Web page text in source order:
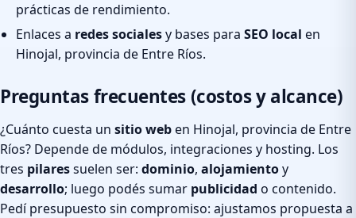
prácticas de rendimiento.
Enlaces a redes socialesy bases para SEO local en
Hinojal, provincia de Entre Ríos.
Preguntas frecuentes (costos y alcance)
¿Cuánto cuesta un sitio weben Hinojal, provincia de Entre
Ríos? Depende de módulos, integraciones y hosting. Los
tres pilaressuelen ser: dominio, alojamientoy
desarrollo; luego podés sumar publicidad o contenido.
Pedí presupuesto sin compromiso: ajustamos propuesta a